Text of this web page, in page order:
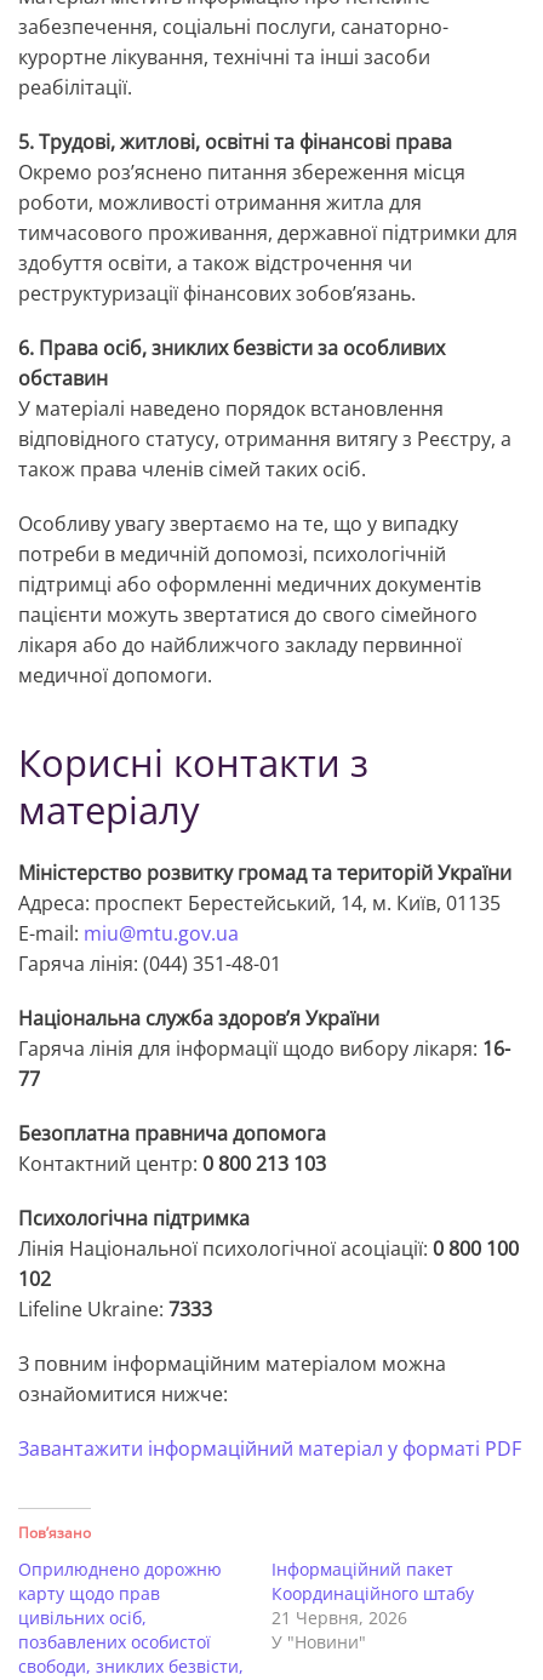
забезпечення, соціальні послуги, санаторно-
курортне лікування, технічні та інші засоби
реабілітації.
5. Трудові, житлові, освітні та фінансові права
Окремо роз’яснено питання збереження місця
роботи, можливості отримання житла для
тимчасового проживання, державної підтримки для
здобуття освіти, а також відстрочення чи
реструктуризації фінансових зобов’язань.
6. Права осіб, зниклих безвісти за особливих
обставин
У матеріалі наведено порядок встановлення
відповідного статусу, отримання витягу з Реєстру, а
також права членів сімей таких осіб.
Особливу увагу звертаємо на те, що у випадку
потреби в медичній допомозі, психологічній
підтримці або оформленні медичних документів
пацієнти можуть звертатися до свого сімейного
лікаря або до найближчого закладу первинної
медичної допомоги.
Корисні контакти з
матеріалу
Міністерство розвитку громад та територій України
Адреса: проспект Берестейський, 14, м. Київ, 01135
E-mail: miu@mtu.gov.ua
Гаряча лінія: (044) 351-48-01
Національна служба здоров’я України
Гаряча лінія для інформації щодо вибору лікаря: 16-
77
Безоплатна правнича допомога
Контактний центр: 0 800 213 103
Психологічна підтримка
Лінія Національної психологічної асоціації: 0 800 100
102
Lifeline Ukraine: 7333
З повним інформаційним матеріалом можна
ознайомитися нижче:
Завантажити інформаційний матеріал у форматі PDF
Пов’язано
Оприлюднено дорожню
карту щодо прав
цивільних осіб,
позбавлених особистої
свободи, зниклих безвісти,
Інформаційний пакет
Координаційного штабу
21 Червня, 2026
У "Новини"